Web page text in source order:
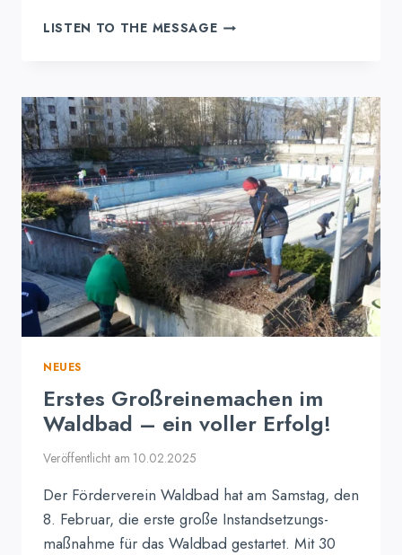
LISTEN TO THE MESSAGEFÖRDERVEREIN
NEUES
Erstes Großreinemachen im
Waldbad – ein voller Erfolg!
Veröffentlicht am 10.02.2025
Der Förderverein Waldbad hat am Samstag, den
8. Februar, die erste große Instandsetzungs­
maßnahme für das Waldbad gestartet. Mit 30